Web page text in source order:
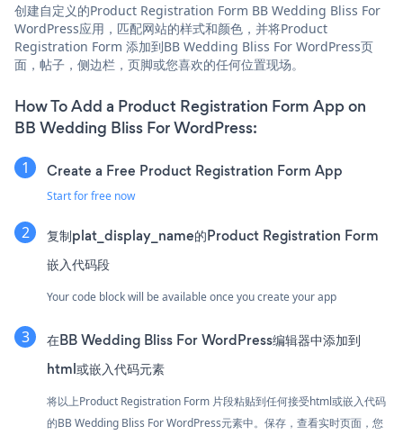
创建自定义的Product Registration Form BB Wedding Bliss For
WordPress应用，匹配网站的样式和颜色，并将Product
Registration Form 添加到BB Wedding Bliss For WordPress页
面，帖子，侧边栏，页脚或您喜欢的任何位置现场。
How To Add a Product Registration Form App on
BB Wedding Bliss For WordPress:
Create a Free Product Registration Form App
Start for free now
复制plat_display_name的Product Registration Form
嵌入代码段
Your code block will be available once you create your app
在BB Wedding Bliss For WordPress编辑器中添加到
html或嵌入代码元素
将以上Product Registration Form 片段粘贴到任何接受html或嵌入代码
的BB Wedding Bliss For WordPress元素中。保存，查看实时页面，您